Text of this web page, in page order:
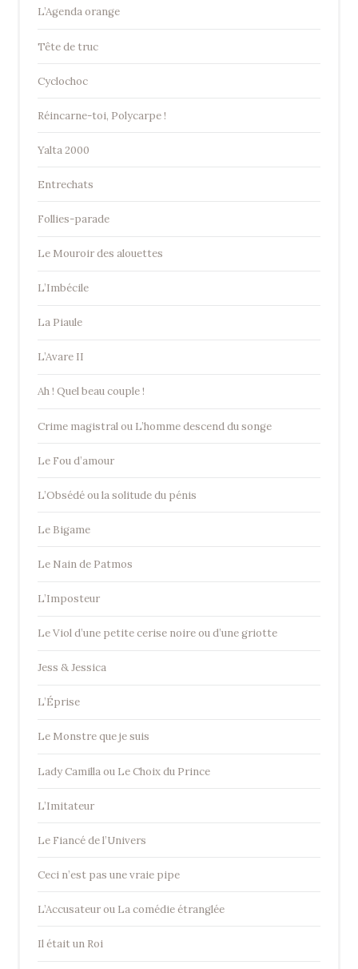
L’Agenda orange
Tête de truc
Cyclochoc
Réincarne-toi, Polycarpe !
Yalta 2000
Entrechats
Follies-parade
Le Mouroir des alouettes
L’Imbécile
La Piaule
L’Avare II
Ah ! Quel beau couple !
Crime magistral ou L’homme descend du songe
Le Fou d’amour
L’Obsédé ou la solitude du pénis
Le Bigame
Le Nain de Patmos
L’Imposteur
Le Viol d’une petite cerise noire ou d’une griotte
Jess & Jessica
L’Éprise
Le Monstre que je suis
Lady Camilla ou Le Choix du Prince
L’Imitateur
Le Fiancé de l’Univers
Ceci n’est pas une vraie pipe
L’Accusateur ou La comédie étranglée
Il était un Roi